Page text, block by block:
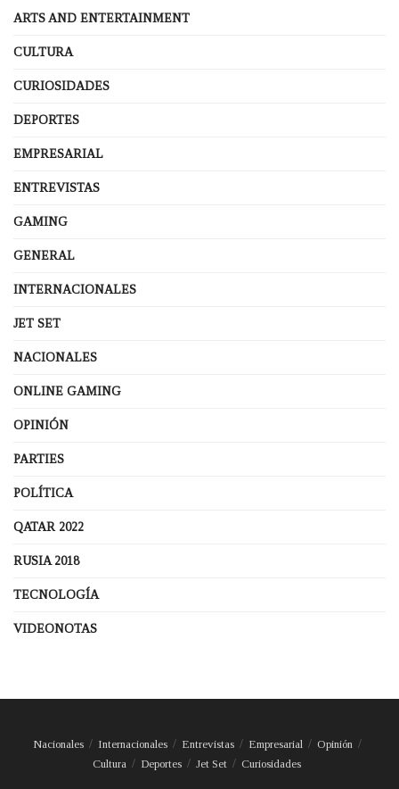
ARTS AND ENTERTAINMENT
CULTURA
CURIOSIDADES
DEPORTES
EMPRESARIAL
ENTREVISTAS
GAMING
GENERAL
INTERNACIONALES
JET SET
NACIONALES
ONLINE GAMING
OPINIÓN
PARTIES
POLÍTICA
QATAR 2022
RUSIA 2018
TECNOLOGÍA
VIDEONOTAS
Nacionales Internacionales Entrevistas Empresarial
Opinión
Cultura
Deportes Jet Set Curiosidades